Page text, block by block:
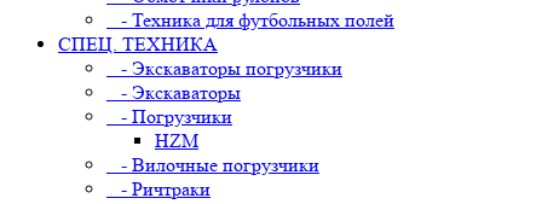
- Техника для футбольных полей
СПЕЦ. ТЕХНИКА
- Экскаваторы погрузчики
- Экскаваторы
- Погрузчики
HZM
- Вилочные погрузчики
- Ричтраки